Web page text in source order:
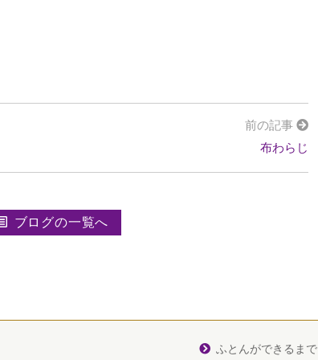
前の記事
布わらじ
ブログの一覧へ
ふとんができるまで